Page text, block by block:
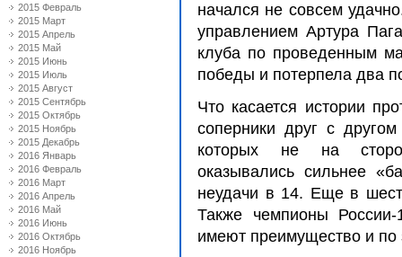
2015 Февраль
2015 Март
2015 Апрель
2015 Май
2015 Июнь
2015 Июль
2015 Август
2015 Сентябрь
2015 Октябрь
2015 Ноябрь
2015 Декабрь
2016 Январь
2016 Февраль
2016 Март
2016 Апрель
2016 Май
2016 Июнь
2016 Октябрь
2016 Ноябрь
начался не совсем
управлением Артура
клуба по проведенным
победы и потерпела два
Что касается истории
соперники друг с
которых не на
оказывались сильнее
неудачи в 14. Еще в
Также чемпионы
имеют преимущество и